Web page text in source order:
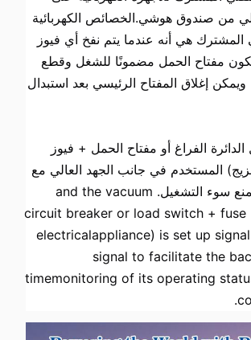
قفل ميكانيكي لمنع سوء التشغيل.and the vacuum
circuit breaker or load switch + fuse
electricalappliance) is set up
signal to facilitate the
timemonitoring of its operating